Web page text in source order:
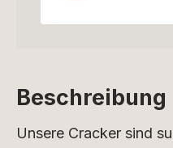
Beschreibung
Unsere Cracker sind